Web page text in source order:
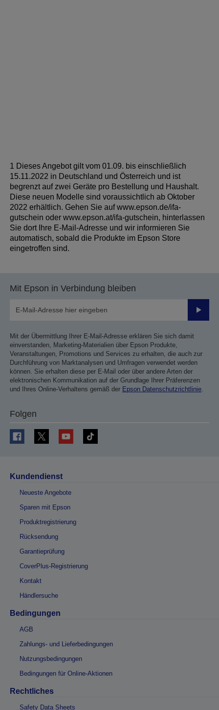
1 Dieses Angebot gilt vom 01.09. bis einschließlich
15.11.2022 in Deutschland und Österreich und ist
begrenzt auf zwei Geräte pro Bestellung und Haushalt.
Diese neuen Modelle sind voraussichtlich ab Oktober
2022 erhältlich. Gehen Sie auf www.epson.de/ifa-
gutschein oder www.epson.at/ifa-gutschein, hinterlassen
Sie dort Ihre E-Mail-Adresse und wir informieren Sie
automatisch, sobald die Produkte im Epson Store
eingetroffen sind.
Mit Epson in Verbindung bleiben
Mit der Übermittlung Ihrer E-Mail-Adresse erklären Sie sich damit
einverstanden, Marketing-Materialien über Epson Produkte,
Veranstaltungen, Promotions und Services zu erhalten, die auch zur
Durchführung von Marktanalysen und Umfragen verwendet werden
können. Sie erhalten diese per E-Mail oder über andere Arten der
elektronischen Kommunikation auf der Grundlage Ihrer Präferenzen
und Ihres Online-Verhaltens gemäß der Epson Datenschutzrichtlinie.
Folgen
Kundendienst
Neueste Angebote
Sparen mit Epson
Produktregistrierung
Rücksendung
Garantieprüfung
CoverPlus-Registrierung
Kontakt
Händlersuche
Bedingungen
AGB
Zahlungs- und Lieferbedingungen
Nutzungsbedingungen
Bedingungen für Online-Aktionen
Rechtliches
Safety Data Sheets